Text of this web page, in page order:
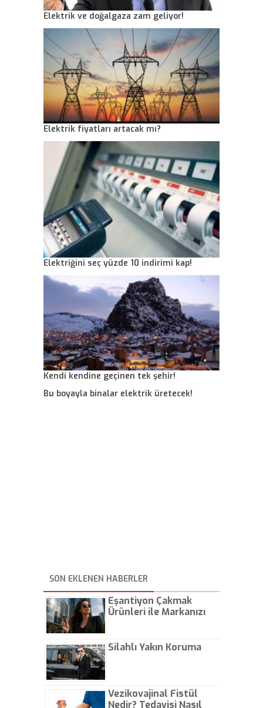
Elektrik ve doğalgaza zam geliyor!
Elektrik fiyatları artacak mı?
Elektriğini seç yüzde 10 indirimi kap!
Kendi kendine geçinen tek şehir!
Bu boyayla binalar elektrik üretecek!
SON EKLENEN HABERLER
Eşantiyon Çakmak
Ürünleri ile Markanızı
Silahlı Yakın Koruma
Vezikovajinal Fistül
Nedir? Tedavisi Nasıl